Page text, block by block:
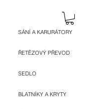
SÁNÍ A KARURÁTORY
ŘETĚZOVÝ PŘEVOD
SEDLO
BLATNÍKY A KRYTY